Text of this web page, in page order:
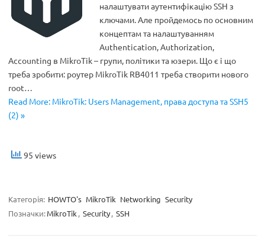
налаштувати аутентифікацію SSH з
ключами. Але пройдемось по основним
концептам та налаштуванням
Authentication, Authorization,
Accounting в MikroTik – групи, політики та юзери. Що є і що
треба зробити: роутер MikroTik RB4011 треба створити нового
root…
Read More: MikroTik: Users Management, права доступа та SSH5
(2) »
95 views
Категорія: HOWTO's MikroTik Networking Security
Позначки:MikroTik , Security, SSH